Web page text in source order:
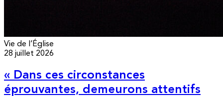
Vie de l’Église
28 juillet 2026
« Dans ces circonstances
éprouvantes, demeurons attentifs